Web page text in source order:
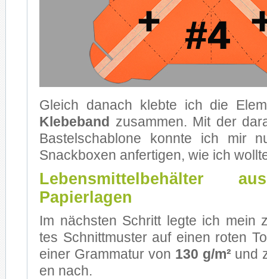
Gleich da­nach kleb­te ich die
Kle­be­band zu­sam­men. Mit der
Bas­tel­scha­blo­ne konn­te ich mir
Snack­bo­xen an­fer­ti­gen, wie ich
Lebensmittelbehälter
Papierlagen
Im nächs­ten Schritt leg­te ich mein
tes Schnitt­mus­ter auf ei­nen ro­ten
ei­ner Gram­ma­tur von 130 g/m²und
en nach.